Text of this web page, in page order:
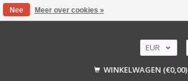
EUR
USD
WINKELWAGEN (€0,00)
Nee Meer over cookies »